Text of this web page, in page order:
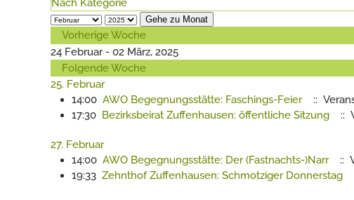
Nach Kategorie
Gehe zu Monat
Vorherige Woche
24 Februar - 02 März, 2025
Folgende Woche
25. Februar
14:00 AWO Begegnungsstätte: Faschings-Feier
::
17:30 Bezirksbeirat Zuffenhausen: öffentliche Sitzung ::
27. Februar
14:00 AWO Begegnungsstätte: Der (Fastnachts-)Narr
::
19:33 Zehnthof Zuffenhausen: Schmotziger Donnerstag